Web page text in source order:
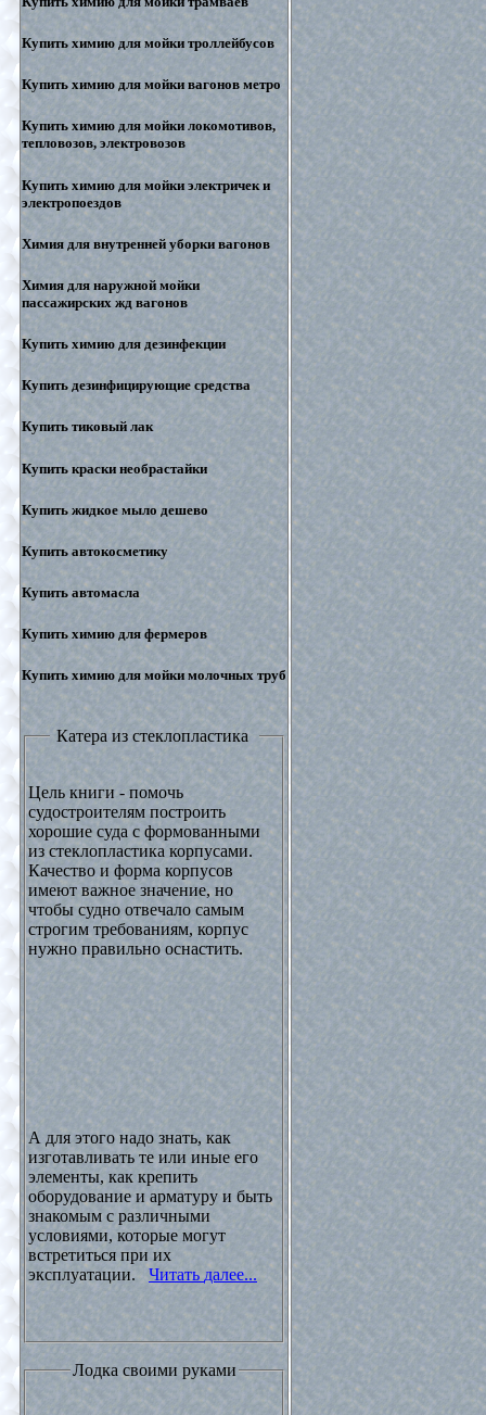
Купить химию для мойки троллейбусов
Купить химию для мойки вагонов метро
Купить химию для мойки локомотивов,
тепловозов, электровозов
Купить химию для мойки электричек и
электропоездов
Химия для внутренней уборки вагонов
Химия для наружной мойки
пассажирских жд вагонов
Купить химию для дезинфекции
Купить дезинфицирующие средства
Купить тиковый лак
Купить краски необрастайки
Купить жидкое мыло дешево
Купить автокосметику
Купить автомасла
Купить химию для фермеров
Купить химию для мойки молочных труб
Катера из стеклопластика
Цель книги - помочь
судостроителям построить
хорошие суда с формованными
из стеклопластика корпусами.
Качество и форма корпусов
имеют важное значение, но
чтобы судно отвечало самым
строгим требованиям, корпус
нужно правильно оснастить.
А для этого надо знать, как
изготавливать те или иные его
элементы, как крепить
оборудование и арматуру и быть
знакомым с различными
условиями, которые могут
встретиться при их
эксплуатации.
Читать далее...
Лодка своими руками